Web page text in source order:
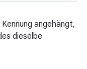
angehängt,
dieselbe